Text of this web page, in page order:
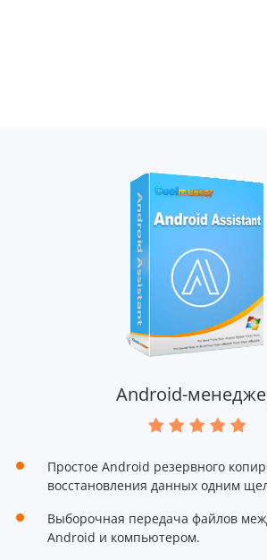
Android-
Простое Android резервного
восстановления данных одним
Выборочная передача файлов
Android и компьютером.